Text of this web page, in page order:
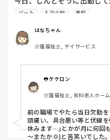
飛んだ』『入浴介助して良
なかったけど仲良い子がリ
使えんパートの思うつぼ...
パート 入浴介助 愚痴
はなちゃん
介護福祉士, デイサービス
🐸ケケロン
介護福祉士, 有料老人ホー
前の職場でやたら当日欠勤
頭痛い、具合悪い等と伏線
休みます…｣とかが月に何回
～またか💢)と苦笑いでした